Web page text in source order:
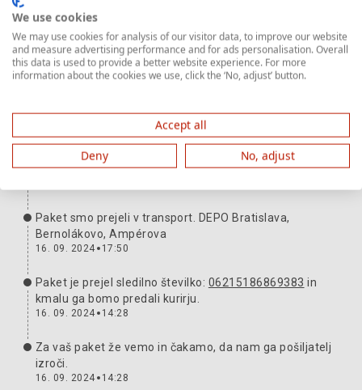
Pot pošiljke Več informacij
Pakete smo predali prevozniku. Številka za sledenje:
06215186869383
Paket smo prejeli v transport. DEPO Bratislava,
Bernolákovo, Ampérova
16. 09. 2024 17:50
Paket je prejel sledilno številko: 06215186869383 in
kmalu ga bomo predali kurirju.
16. 09. 2024 14:28
Za vaš paket že vemo in čakamo, da nam ga pošiljatelj
izroči.
16. 09. 2024 14:28
We use cookies
We may use cookies for analysis of our visitor data, to improve our website
and measure advertising performance and for ads personalisation. Overall
this data is used to provide a better website experience. For more
information about the cookies we use, click the ‘No, adjust’ button.
Accept all
Deny
No, adjust